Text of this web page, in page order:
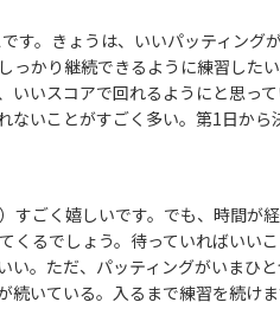
す。きょうは、いいパッティングが
っかり継続できるように練習した
いいスコアで回れるようにと思っ
ないことがすごく多い。第1日から
すごく嬉しいです。でも、時間が
くるでしょう。待っていればいい
い。ただ、パッティングがいまひ
いている。入るまで練習を続けま